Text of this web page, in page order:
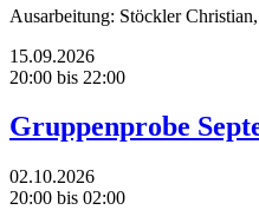
Ausarbeitung: Stöckler
15.09.2026
20:00 bis 22:00
Gruppenprobe
02.10.2026
20:00 bis 02:00